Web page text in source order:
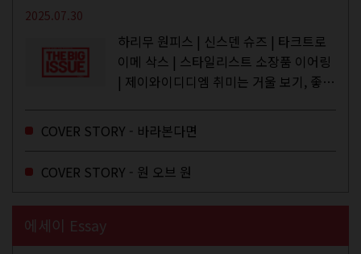
2025.07.30
하리무 원피스 | 신스덴 슈즈 | 타크트로
이메 삭스 | 스타일리스트 소장품 이어링
| 제이와이디디엠 취미는 거울 보기, 좋아
주와...
COVER STORY - 바라본다면
COVER STORY - 원 오브 원
에세이 Essay